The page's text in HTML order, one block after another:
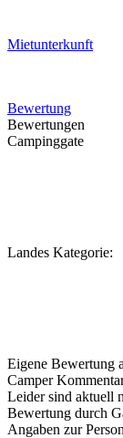
Mietunterkunft
Bewertung
Bewertungen
Campinggate
Landes Kategorie:
Eigene Bewertung
Camper
Leider sind aktuell
Bewertung durch
Angaben zur Person